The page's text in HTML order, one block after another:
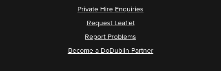
Private Hire Enquiries
Request Leaflet
Report Problems
Become a DoDublin Partner